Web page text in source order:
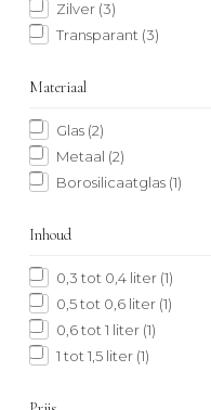
Zilver (3)
Transparant (3)
Materiaal
Glas (2)
Metaal (2)
Borosilicaatglas (1)
Inhoud
0,3 tot 0,4 liter (1)
0,5 tot 0,6 liter (1)
0,6 tot 1 liter (1)
1 tot 1,5 liter (1)